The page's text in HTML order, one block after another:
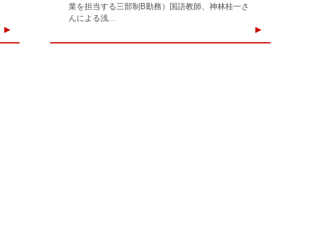
業を担当する三部制B勤務）国語教師、神林桂一さ
んによる浅...